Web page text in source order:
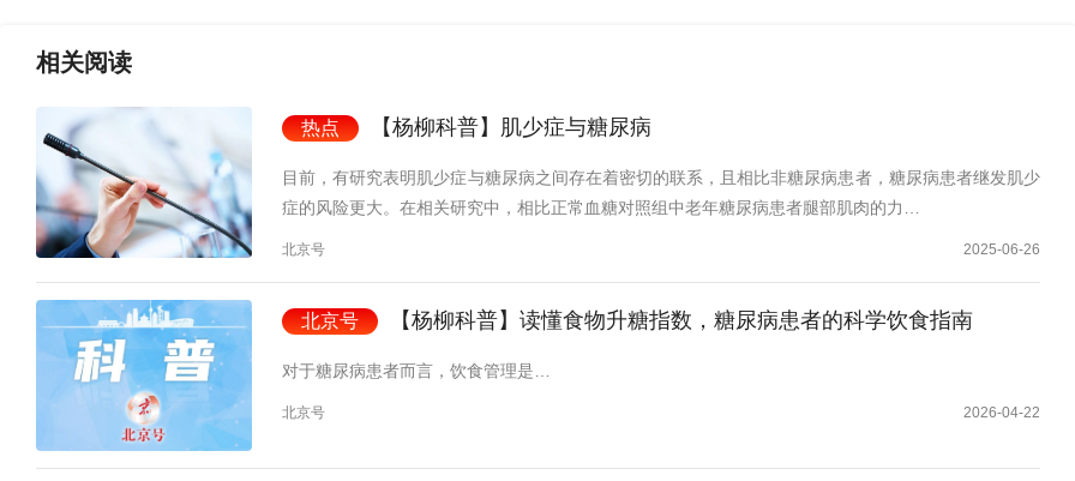
相关阅读
热点 【杨柳科普】肌少症与糖尿病
目前，有研究表明肌少症与糖尿病之间存在着密切的联系，且相比非糖尿病患者，糖尿病患者继发肌少
症的风险更大。在相关研究中，相比正常血糖对照组中老年糖尿病患者腿部肌肉的力…
北京号 2025-06-26
北京号 【杨柳科普】读懂食物升糖指数，糖尿病患者的科学饮食指南
对于糖尿病患者而言，饮食管理是…
北京号 2026-04-22